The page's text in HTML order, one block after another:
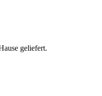
geliefert.